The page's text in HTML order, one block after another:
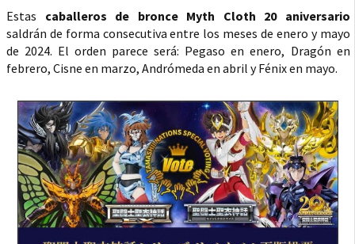
Estas caballeros de bronce Myth Cloth 20 aniversario
saldrán de forma consecutiva entre los meses de enero y mayo
de 2024. El orden parece será: Pegaso en enero, Dragón en
febrero, Cisne en marzo, Andrómeda en abril y Fénix en mayo.